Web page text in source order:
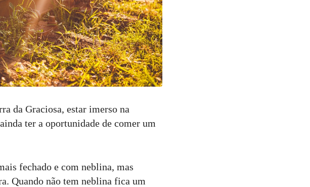
da Graciosa, estar imerso na
ter a oportunidade de comer um
fechado e com neblina, mas
Quando não tem neblina fica um